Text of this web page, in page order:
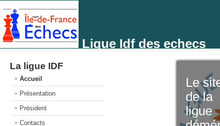
Ligue Idf des echecs
La ligue IDF
Accueil
Présentation
Président
Contacts
Le
de la
ligue